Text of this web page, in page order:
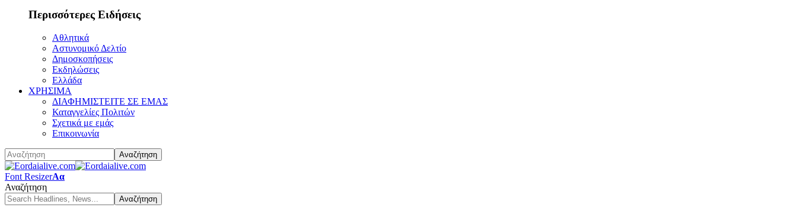
Περισσότερες Ειδήσεις
Αθλητικά
Αστυνομικό Δελτίο
Δημοσκοπήσεις
Εκδηλώσεις
Ελλάδα
ΧΡΗΣΙΜΑ
ΔΙΑΦΗΜΙΣΤΕΙΤΕ ΣΕ ΕΜΑΣ
Καταγγελίες Πολιτών
Σχετικά με εμάς
Επικοινωνία
Font ResizerΑα
Αναζήτηση